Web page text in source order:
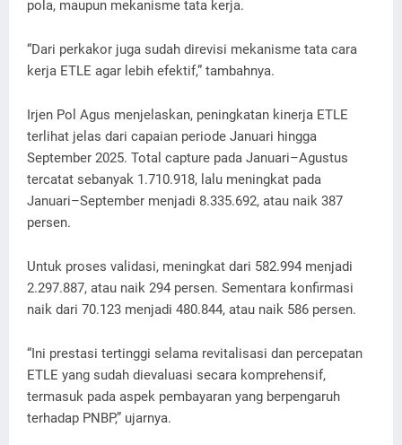
pola, maupun mekanisme tata kerja.
“Dari perkakor juga sudah direvisi mekanisme tata cara
kerja ETLE agar lebih efektif,” tambahnya.
Irjen Pol Agus menjelaskan, peningkatan kinerja ETLE
terlihat jelas dari capaian periode Januari hingga
September 2025. Total capture pada Januari–Agustus
tercatat sebanyak 1.710.918, lalu meningkat pada
Januari–September menjadi 8.335.692, atau naik 387
persen.
Untuk proses validasi, meningkat dari 582.994 menjadi
2.297.887, atau naik 294 persen. Sementara konfirmasi
naik dari 70.123 menjadi 480.844, atau naik 586 persen.
“Ini prestasi tertinggi selama revitalisasi dan percepatan
ETLE yang sudah dievaluasi secara komprehensif,
termasuk pada aspek pembayaran yang berpengaruh
terhadap PNBP,” ujarnya.